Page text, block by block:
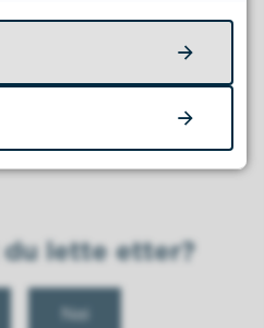
på
dersom dere
lette etter?
Nei